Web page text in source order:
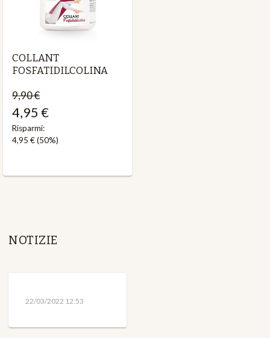
COLLANT
FOSFATIDILCOLINA
9,90 €
4,95 €
Risparmi:
4,95 €(50%)
NOTIZIE
22/03/2022 12:53